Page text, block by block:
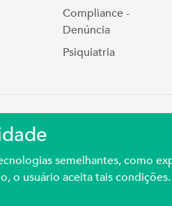
semelhantes, como
o usuário aceita tais condições.
Compliance -
Denúncia
Psiquiatria
© 2023 | Rua Coronel
Médico Do Rio Grande Do Sul